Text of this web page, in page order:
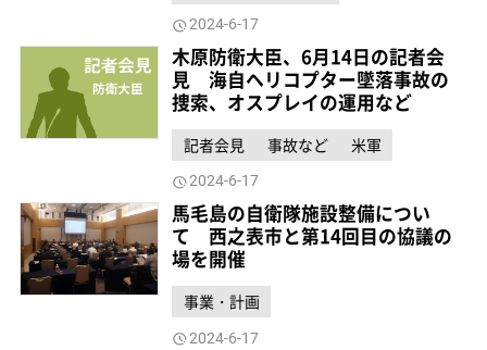
2024-6-17
木原防衛大臣、6月14日の記者会
見 海自ヘリコプター墜落事故の
捜索、オスプレイの運用など
記者会見 事故など 米軍
2024-6-17
馬毛島の自衛隊施設整備につい
て 西之表市と第14回目の協議の
場を開催
事業・計画
2024-6-17